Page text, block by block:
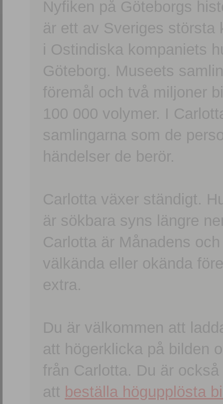
Nyfiken på Göteborgs
är ett av Sveriges största
i Ostindiska kompaniets
Göteborg. Museets
föremål och två miljoner
100 000 volymer. I
samlingarna som de
händelser de berör.
Carlotta växer ständigt.
är sökbara syns längre
Carlotta är Månadens
välkända eller okända
extra.
Du är välkommen att
att högerklicka på bilden
från Carlotta. Du är
att beställa högupplösta